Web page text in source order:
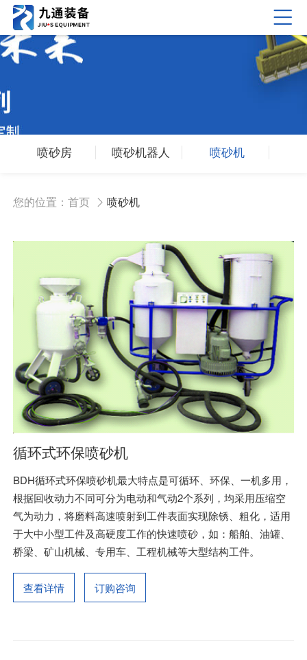
喷砂房 喷砂机器人 喷砂机
您的位置： 首页 喷砂机
循环式环保喷砂机
BDH循环式环保喷砂机最大特点是可循环、环保、一机多用，
根据回收动力不同可分为电动和气动2个系列，均采用压缩空
气为动力，将磨料高速喷射到工件表面实现除锈、粗化，适用
于大中小型工件及高硬度工作的快速喷砂，如：船舶、油罐、
桥梁、矿山机械、专用车、工程机械等大型结构工件。
查看详情 订购咨询